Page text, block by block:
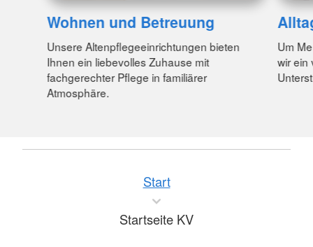
Wohnen und Betreuung
Unsere Altenpflegeeinrichtungen bieten
Ihnen ein liebevolles Zuhause mit
fachgerechter Pflege in familiärer
Atmosphäre.
Um
wir ein
Start
Startseite KV